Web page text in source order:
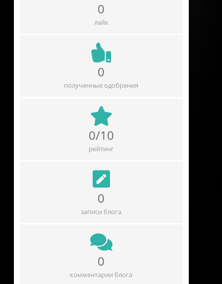
0
лайк
0
полученные одобрения
0/10
рейтинг
0
записи блога
0
комментарии блога